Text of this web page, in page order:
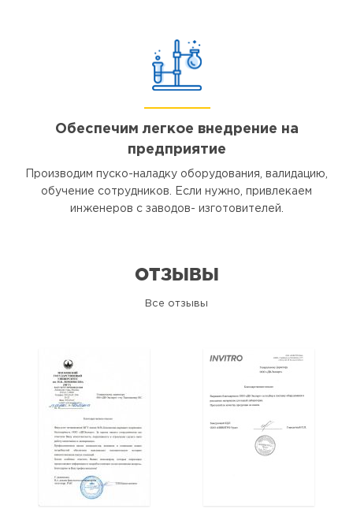
Обеспечим легкое внедрение на
предприятие
Производим пуско-наладку оборудования, валидацию,
обучение сотрудников. Если нужно, привлекаем
инженеров с заводов- изготовителей.
ОТЗЫВЫ
Все отзывы